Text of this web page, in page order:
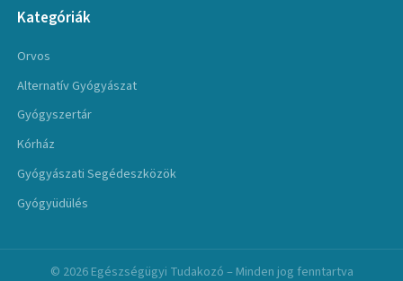
Kategóriák
Orvos
Alternatív Gyógyászat
Gyógyszertár
Kórház
Gyógyászati Segédeszközök
Gyógyüdülés
© 2026 Egészségügyi Tudakozó – Minden jog fenntartva